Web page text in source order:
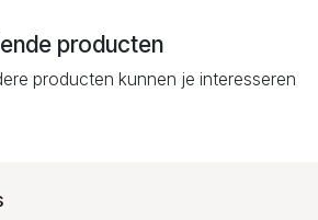
producten
producten kunnen je interesseren